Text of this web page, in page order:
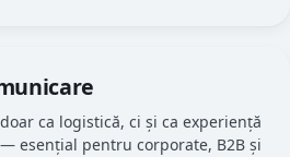
ca logistică, ci și ca experiență
esențial pentru corporate, B2B și